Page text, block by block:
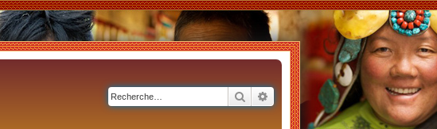
RechercherRecherche avancée